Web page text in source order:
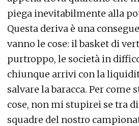
piega inevitabilmente alla
Questa deriva è una
vanno le cose: il basket di
purtroppo, le società in
chiunque arrivi con la
salvare la baracca. Per come
cose, non mi stupirei se tra
squadre del nostro